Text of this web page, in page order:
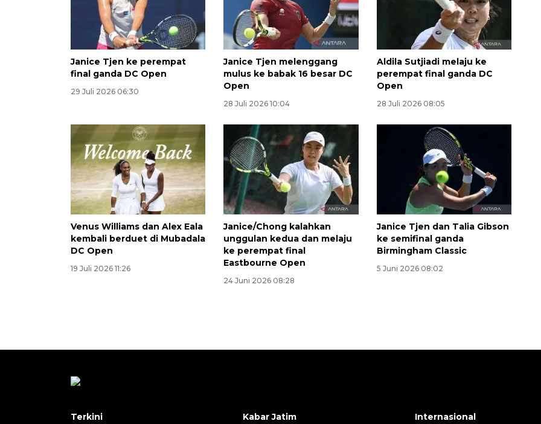
Janice Tjen ke perempat
final ganda DC Open
29 Juli 2026 06:30
Janice Tjen melenggang
mulus ke babak 16 besar DC
Open
28 Juli 2026 10:04
Aldila Sutjiadi melaju ke
perempat final ganda DC
Open
28 Juli 2026 08:05
Venus Williams dan Alex Eala
kembali berduet di Mubadala
DC Open
19 Juli 2026 11:26
Janice/Chong kalahkan
unggulan kedua dan melaju
ke perempat final
Eastbourne Open
24 Juni 2026 08:28
Janice Tjen dan Talia Gibson
ke semifinal ganda
Birmingham Classic
5 Juni 2026 08:02
Memberantas kejahatan
jalanan Jakarta
2026-08-05 18:00:00
Terkini Kabar Jatim Internasional